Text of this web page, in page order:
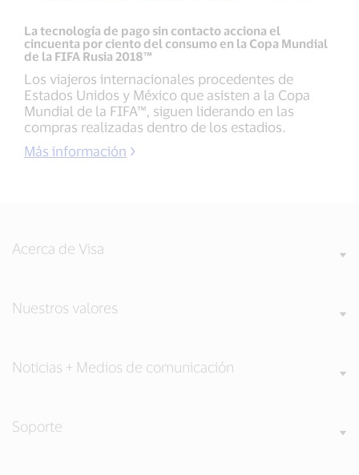
La tecnología de pago sin contacto acciona el
cincuenta por ciento del consumo en la Copa Mundial
de la FIFA Rusia 2018™
Los viajeros internacionales procedentes de
Estados Unidos y México que asisten a la Copa
Mundial de la FIFA™, siguen liderando en las
compras realizadas dentro de los estadios.
Más información
Acerca de Visa
Nuestros valores
Noticias + Medios de comunicación
Soporte